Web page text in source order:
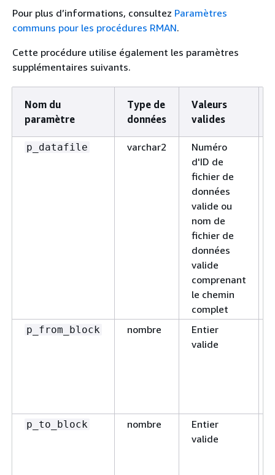
Pour plus d’informations, consultez Paramètres
communs pour les procédures RMAN.
Cette procédure utilise également les paramètres
supplémentaires suivants.
Nom du
paramètre
Type de
données
Valeurs
valides
p_datafile varchar2
Numéro
d'ID de
fichier de
données
valide ou
nom de
fichier de
données
valide
comprenant
le chemin
complet
p_from_block nombre
Entier
valide
p_to_block nombre
Entier
valide